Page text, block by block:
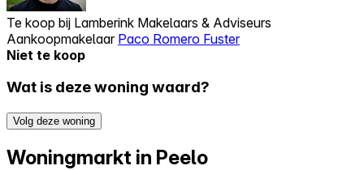
Te koop bij Lamberink Makelaars & Adviseurs
Aankoopmakelaar Paco Romero Fuster
Niet te koop
Wat is deze woning waard?
Volg deze woning
Woningmarkt in Peelo